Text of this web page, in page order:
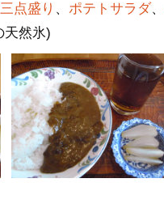
点盛り 、 ポテトサラダ、
天然氷)